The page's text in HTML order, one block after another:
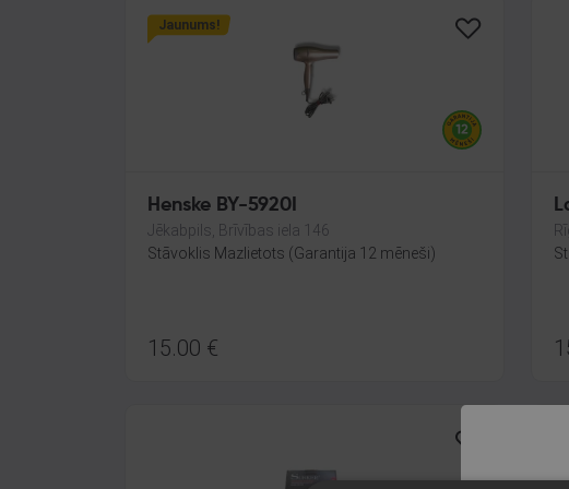
Jaunums!
Henske BY-5920I
Jēkabpils, Brīvības iela 146
Stāvoklis Mazlietots (Garantija 12 mēneši)
15.00 €